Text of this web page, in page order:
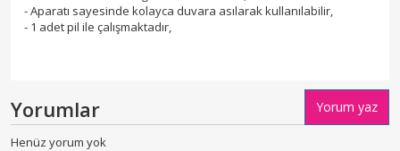
- Aparatı sayesinde kolayca duvara asılarak kullanılabilir,
- 1 adet pil ile çalışmaktadır,
Yorumlar Yorum yaz
Henüz yorum yok